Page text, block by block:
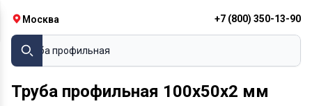
Москва +7 (800) 350-13-90
Труба профильная
Труба профильная 100х50х2 мм